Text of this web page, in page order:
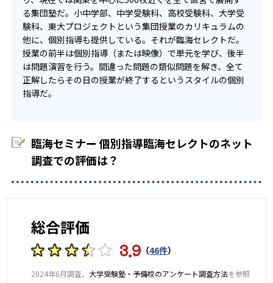
る集団塾だ。小中学部、中学受験科、高校受験科、大学受
験科、東大プロジェクトという集団授業のカリキュラムの
他に、個別指導も提供している。それが臨海セレクトだ。
授業の前半は個別指導（または映像）で単元を学び、後半
は問題演習を行う。間違った問題の類似問題を解き、全て
正解したらその日の授業が終了するというスタイルの個別
指導だ。
臨海セミナー 個別指導臨海セレクトのネット
調査での評価は？
総合評価
3.9 （46件）
2024年6月調査。 大学受験塾・予備校のアンケート調査方法を参照